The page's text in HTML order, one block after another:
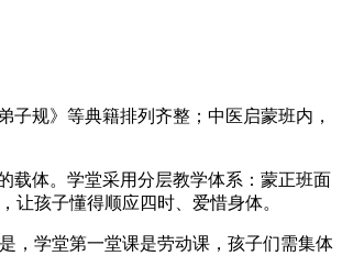
规》等典籍排列齐整；中医启蒙班内，
载体。学堂采用分层教学体系：蒙正班面
孩子懂得顺应四时、爱惜身体。
，学堂第一堂课是劳动课，孩子们需集体